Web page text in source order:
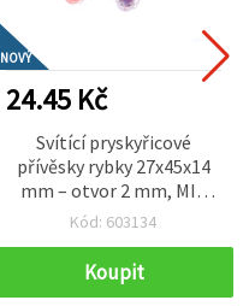
NOVÝ
24.45 Kč
Svítící pryskyřicové
přívěsky rybky 27x45x14
mm – otvor 2 mm, MIX
barev, sada 2 ks na výrobu
tvoření a kreativní
handmade projekty
Kód: 603134
Koupit